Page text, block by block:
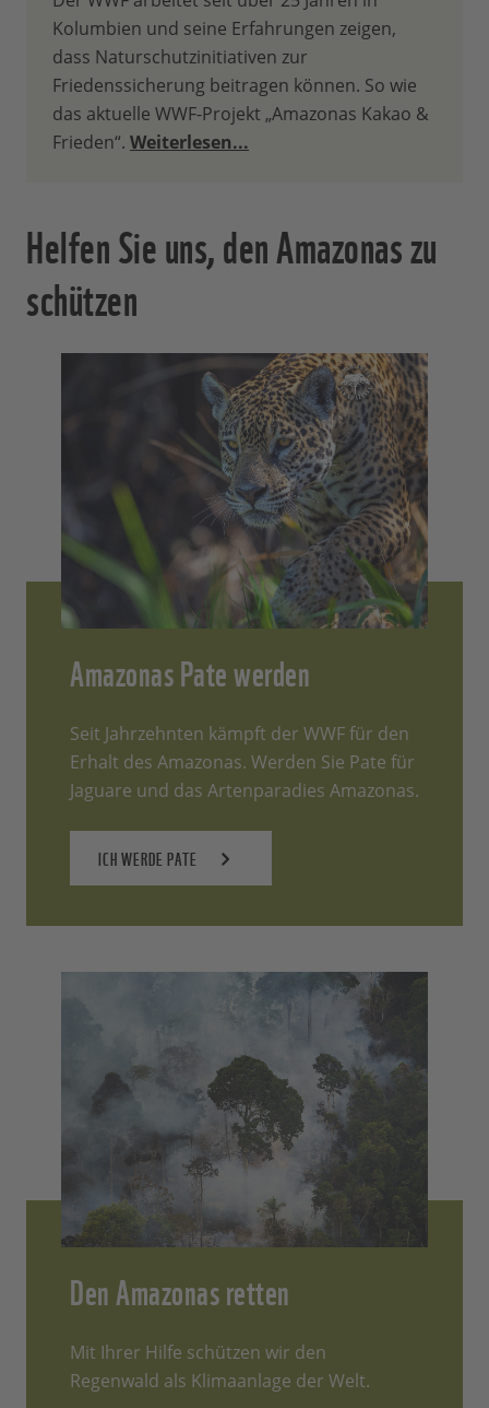
Kolumbien und seine Erfahrungen zeigen,
dass Naturschutzinitiativen zur
Friedenssicherung beitragen können. So wie
das aktuelle WWF-Projekt „Amazonas Kakao &
Frieden“. Weiterlesen...
Helfen Sie uns, den Amazonas zu
schützen
Amazonas Pate werden
Seit Jahrzehnten kämpft der WWF für den
Erhalt des Amazonas. Werden Sie Pate für
Jaguare und das Artenparadies Amazonas.
ICH WERDE PATE
Den Amazonas retten
Mit Ihrer Hilfe schützen wir den
Regenwald als Klimaanlage der Welt.